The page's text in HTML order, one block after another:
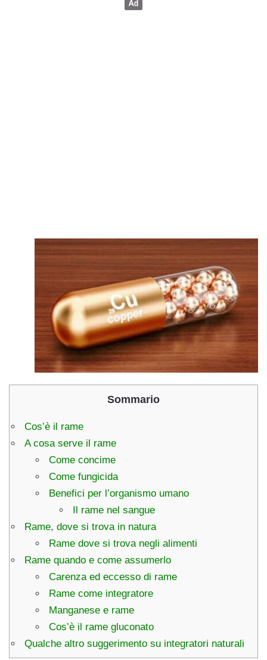
Sommario
Cos’è il rame
A cosa serve il rame
Come concime
Come fungicida
Benefici per l’organismo umano
Il rame nel sangue
Rame, dove si trova in natura
Rame dove si trova negli alimenti
Rame quando e come assumerlo
Carenza ed eccesso di rame
Rame come integratore
Manganese e rame
Cos’è il rame gluconato
Qualche altro suggerimento su integratori naturali